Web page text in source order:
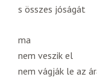
s összes jóságát
ma
nem veszik el
nem vágják le az